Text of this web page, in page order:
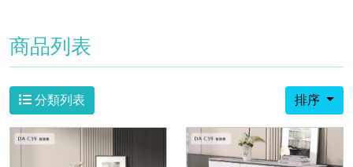
商品列表
分類列表 排序